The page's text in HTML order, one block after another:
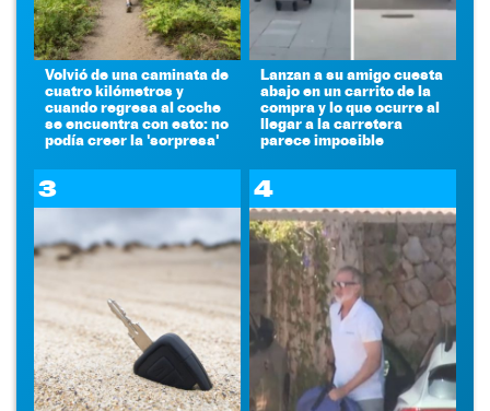
Volvió de una caminata de
cuatro kilómetros y
cuando regresa al coche
se encuentra con esto: no
podía creer la 'sorpresa'
Lanzan a su amigo cuesta
abajo en un carrito de la
compra y lo que ocurre al
llegar a la carretera
parece imposible
3 4